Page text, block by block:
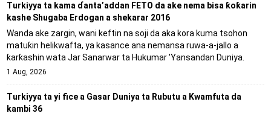
Turkiyya ta kama ɗanta’addan FETO da ake nema bisa ƙoƙarin
kashe Shugaba Erdogan a shekarar 2016
Wanda ake zargin, wani keftin na soji da aka kora kuma tsohon
matuƙin helikwafta, ya kasance ana nemansa ruwa-a-jallo a
ƙarƙashin wata Jar Sanarwar ta Hukumar 'Yansandan Duniya.
1 Aug, 2026
Turkiyya ta yi fice a Gasar Duniya ta Rubutu a Kwamfuta da
kambi 36